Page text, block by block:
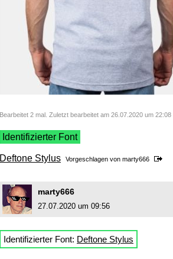
Bearbeitet 2 mal. Zuletzt bearbeitet am 26.07.2020 um
Identifizierter Font
Deftone Stylus Vorgeschlagen von marty666
marty666
27.07.2020 um 09:56
Identifizierter Font: Deftone Stylus